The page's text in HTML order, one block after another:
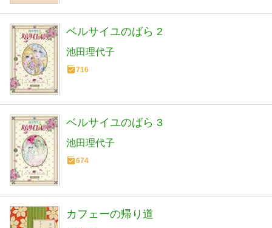
ベルサイユのばら 2
池田理代子
716
ベルサイユのばら 3
池田理代子
674
カフェーの帰り道